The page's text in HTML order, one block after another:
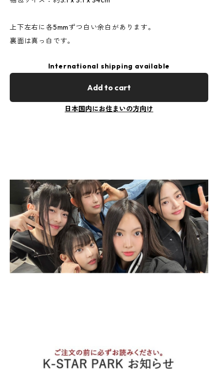
上下左右に各5mmずつ白い余白があります。
裏面は真っ白です。
International shipping available
Add to cart
日本国内にお住まいの方向け